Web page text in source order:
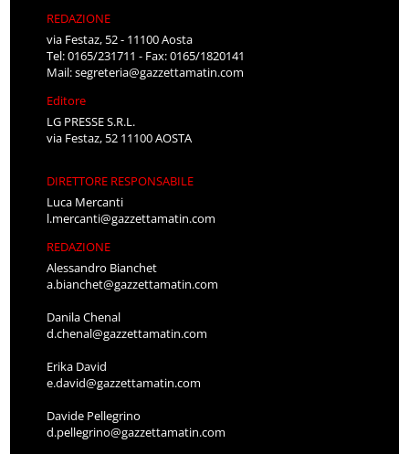
REDAZIONE
via Festaz, 52 - 11100 Aosta
Tel: 0165/231711 - Fax: 0165/1820141
Mail:segreteria@gazzettamatin.com
Editore
LG PRESSE S.R.L.
via Festaz, 52 11100 AOSTA
DIRETTORE RESPONSABILE
Luca Mercanti
l.mercanti@gazzettamatin.com
REDAZIONE
Alessandro Bianchet
a.bianchet@gazzettamatin.com
Danila Chenal
d.chenal@gazzettamatin.com
Erika David
e.david@gazzettamatin.com
Davide Pellegrino
d.pellegrino@gazzettamatin.com